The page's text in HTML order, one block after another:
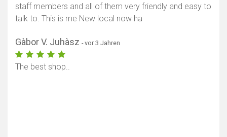
staff members and all of them very friendly and easy to
talk to. This is me New local now ha
Gàbor V. Juhàsz - vor 3 Jahren
The best shop..